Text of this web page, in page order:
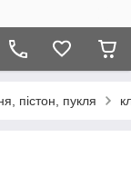
пістон, пукля